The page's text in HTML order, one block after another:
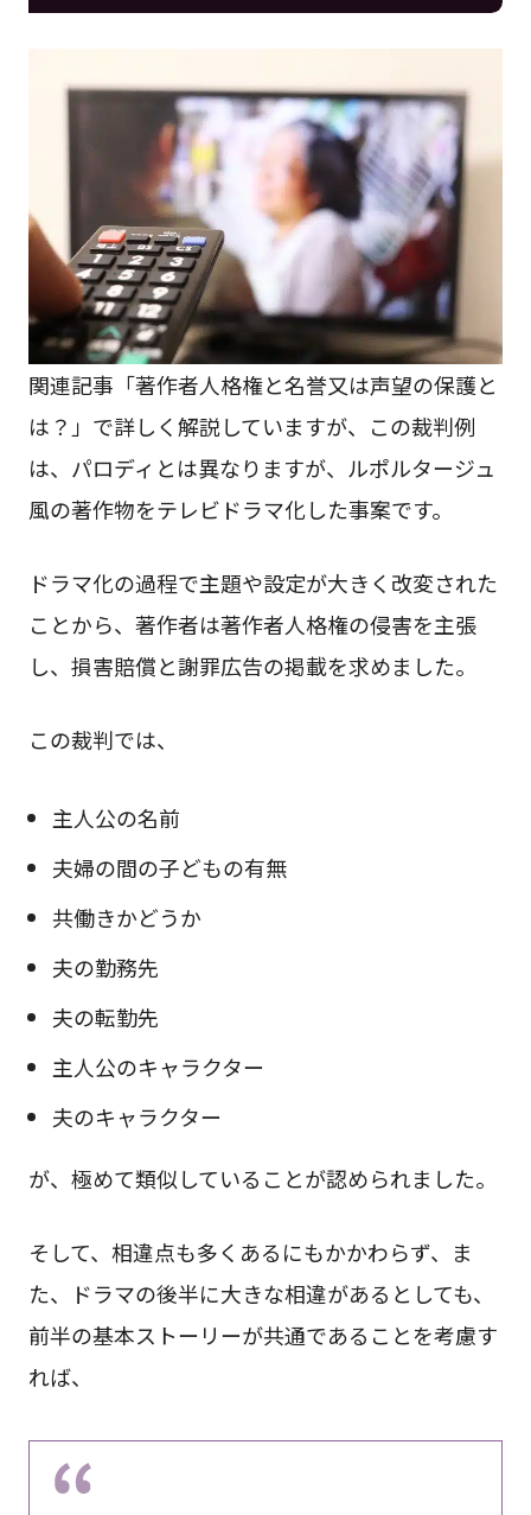
関連記事「著作者人格権と名誉又は声望の保護と
は？」で詳しく解説していますが、この裁判例
は、パロディとは異なりますが、ルポルタージュ
風の著作物をテレビドラマ化した事案です。
ドラマ化の過程で主題や設定が大きく改変された
ことから、著作者は著作者人格権の侵害を主張
し、損害賠償と謝罪広告の掲載を求めました。
この裁判では、
主人公の名前
夫婦の間の子どもの有無
共働きかどうか
夫の勤務先
夫の転勤先
主人公のキャラクター
夫のキャラクター
が、極めて類似していることが認められました。
そして、相違点も多くあるにもかかわらず、ま
た、ドラマの後半に大きな相違があるとしても、
前半の基本ストーリーが共通であることを考慮す
れば、